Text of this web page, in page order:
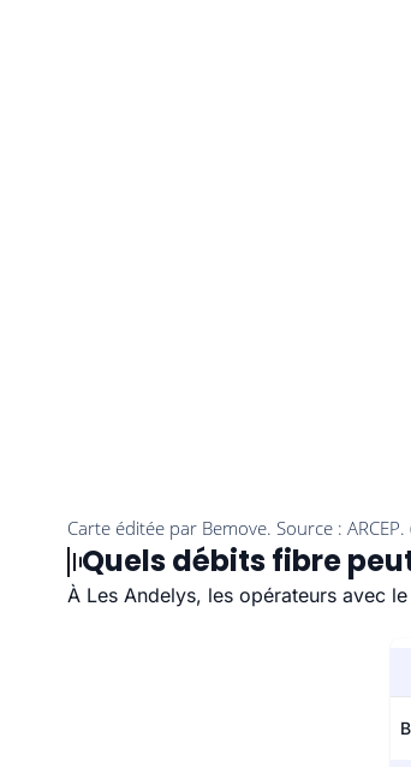
Quels débits fibre
À Les Andelys, les opérateurs avec